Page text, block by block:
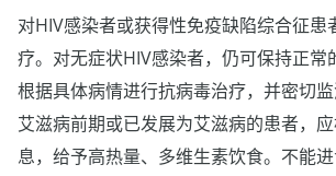
对HIV感染者或获得性免疫缺陷综合征患
疗。对无症状HIV感染者，仍可保持正常
根据具体病情进行抗病毒治疗，并密切
艾滋病前期或已发展为艾滋病的患者，
息，给予高热量、多维生素饮食。不能